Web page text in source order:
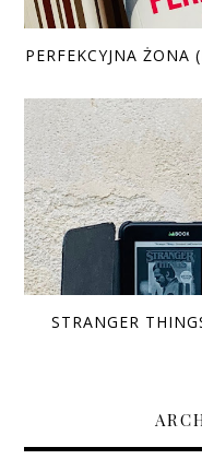
PERFEKCYJNA ŻONA
STRANGER